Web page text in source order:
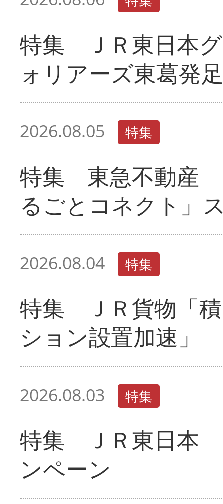
特集 ＪＲ東日本
ォリアーズ東葛発足
2026.08.05 特集
特集 東急不動産
るごとコネクト」
2026.08.04 特集
特集 ＪＲ貨物「
ション設置加速」
2026.08.03 特集
特集 ＪＲ東日本
ンペーン